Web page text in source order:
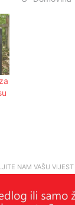
NAM VAŠU VIJEST